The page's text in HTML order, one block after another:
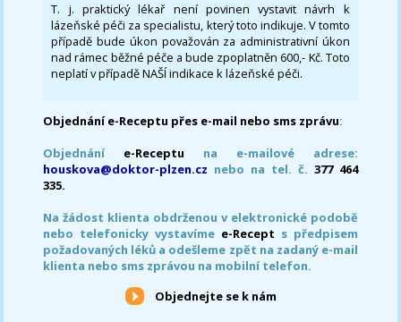
T. j. praktický lékař není povinen vystavit návrh k
lázeňské péči za specialistu, který toto indikuje. V tomto
případě bude úkon považován za administrativní úkon
nad rámec běžné péče a bude zpoplatněn 600,- Kč. Toto
neplatí v případě NAŠÍ indikace k lázeňské péči.
Objednání e-Receptu přes e-mail nebo sms zprávu:
Objednání e-Receptu na e-mailové adrese:
houskova@doktor-plzen.cz nebo na tel. č. 377 464
335.
Na žádost klienta obdrženou v elektronické podobě
nebo telefonicky vystavíme e-Recept s předpisem
požadovaných léků a odešleme zpět na zadaný e-mail
klienta nebo sms zprávou na mobilní telefon.
Objednejte se k nám